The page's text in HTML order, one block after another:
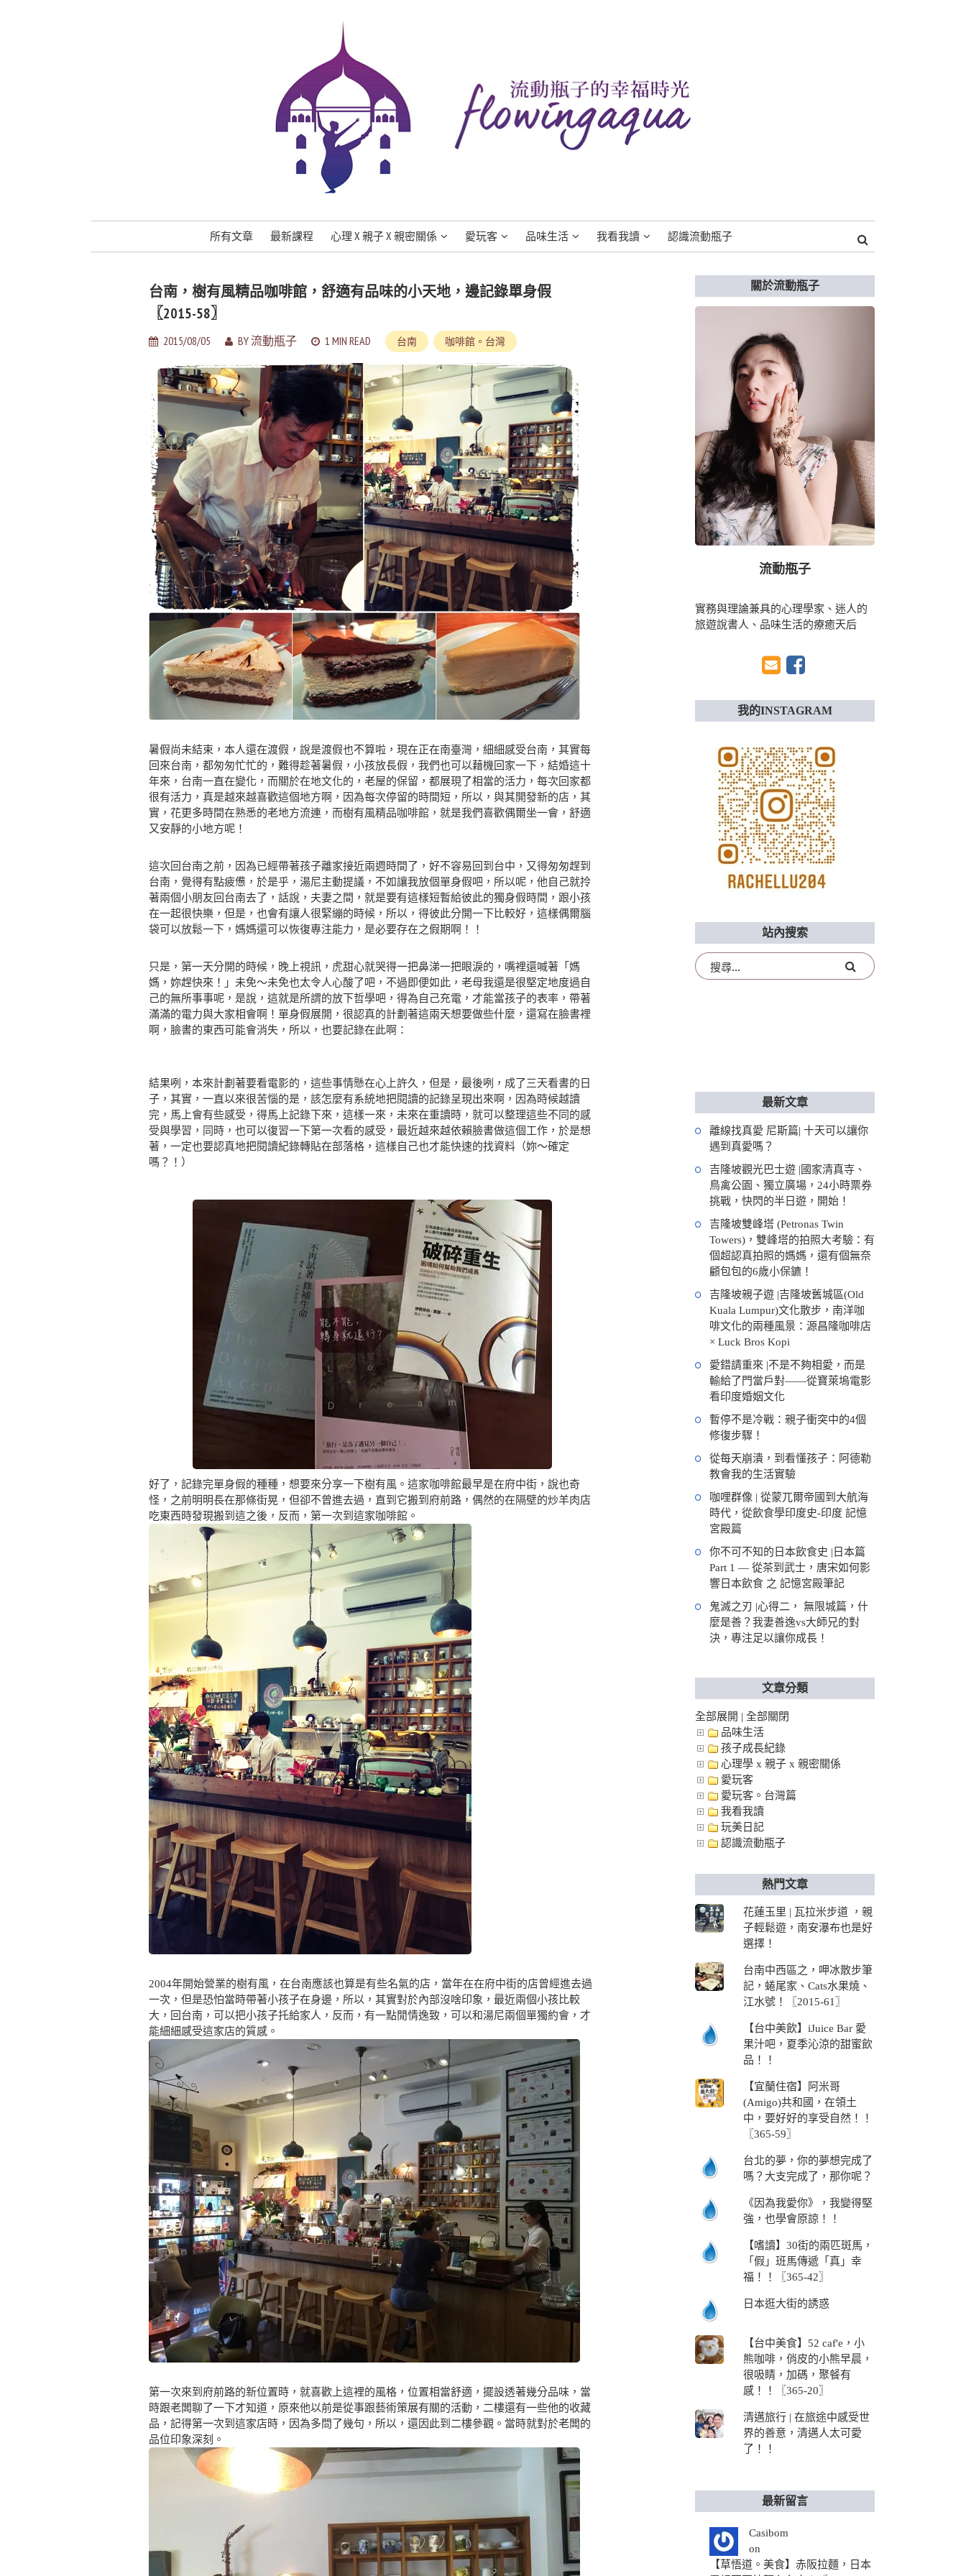
所有文章 最新課程 心理 X 親子 X 親密關係 愛玩客 品味生活 我看我讀 認識流動瓶子
台南，樹有風精品咖啡館，舒適有品味的小天地，邊記錄單身假
〖2015-58〗
2015/08/05 BY流動瓶子 1 MIN READ 台南 咖啡館。台灣
暑假尚未結束，本人還在渡假，說是渡假也不算啦，現在正在南臺灣，細細感受台南，其實每
回來台南，都匆匆忙忙的，難得趁著暑假，小孩放長假，我們也可以藉機回家一下，結婚這十
年來，台南一直在變化，而關於在地文化的，老屋的保留，都展現了相當的活力，每次回家都
很有活力，真是越來越喜歡這個地方啊，因為每次停留的時間短，所以，與其開發新的店，其
實，花更多時間在熟悉的老地方流連，而樹有風精品咖啡館，就是我們喜歡偶爾坐一會，舒適
又安靜的小地方呢！
這次回台南之前，因為已經帶著孩子離家接近兩週時間了，好不容易回到台中，又得匆匆趕到
台南，覺得有點疲憊，於是乎，湯尼主動提議，不如讓我放個單身假吧，所以呢，他自己就拎
著兩個小朋友回台南去了，話說，夫妻之間，就是要有這樣短暫給彼此的獨身假時間，跟小孩
在一起很快樂，但是，也會有讓人很緊繃的時候，所以，得彼此分開一下比較好，這樣偶爾腦
袋可以放鬆一下，媽媽還可以恢復專注能力，是必要存在之假期啊！！
只是，第一天分開的時候，晚上視訊，虎甜心就哭得一把鼻涕一把眼淚的，嘴裡還喊著「媽
媽，妳趕快來！」未免～未免也太令人心酸了吧，不過即便如此，老母我還是很堅定地度過自
己的無所事事呢，是說，這就是所謂的放下哲學吧，得為自己充電，才能當孩子的表率，帶著
滿滿的電力與大家相會啊！單身假展開，很認真的計劃著這兩天想要做些什麼，還寫在臉書裡
啊，臉書的東西可能會消失，所以，也要記錄在此啊：
結果咧，本來計劃著要看電影的，這些事情懸在心上許久，但是，最後咧，成了三天看書的日
子，其實，一直以來很苦惱的是，該怎麼有系統地把閱讀的記錄呈現出來啊，因為時候越讀
完，馬上會有些感受，得馬上記錄下來，這樣一來，未來在重讀時，就可以整理這些不同的感
受與學習，同時，也可以復習一下第一次看的感受，最近越來越依賴臉書做這個工作，於是想
著，一定也要認真地把閱讀紀錄轉貼在部落格，這樣自己也才能快速的找資料（妳～確定
嗎？！）
好了，記錄完單身假的種種，想要來分享一下樹有風。這家咖啡館最早是在府中街，說也奇
怪，之前明明長在那條街晃，但卻不曾進去過，直到它搬到府前路，偶然的在隔壁的炒羊肉店
吃東西時發現搬到這之後，反而，第一次到這家咖啡館。
2004年開始營業的樹有風，在台南應該也算是有些名氣的店，當年在在府中街的店曾經進去過
一次，但是恐怕當時帶著小孩子在身邊，所以，其實對於內部沒啥印象，最近兩個小孩比較
大，回台南，可以把小孩子托給家人，反而，有一點閒情逸致，可以和湯尼兩個單獨約會，才
能細細感受這家店的質感。
第一次來到府前路的新位置時，就喜歡上這裡的風格，位置相當舒適，擺設透著幾分品味，當
時跟老闆聊了一下才知道，原來他以前是從事跟藝術策展有關的活動，二樓還有一些他的收藏
品，記得第一次到這家店時，因為多問了幾句，所以，還因此到二樓參觀。當時就對於老闆的
品位印象深刻。
關於流動瓶子
流動瓶子
實務與理論兼具的心理學家、迷人的
旅遊說書人、品味生活的療癒天后
我的INSTAGRAM
站內搜索
最新文章
離線找真愛 尼斯篇| 十天可以讓你
遇到真愛嗎？
吉隆坡觀光巴士遊 |國家清真寺、
鳥禽公園、獨立廣場，24小時票券
挑戰，快閃的半日遊，開始！
吉隆坡雙峰塔 (Petronas Twin
Towers)，雙峰塔的拍照大考驗：有
個超認真拍照的媽媽，還有個無奈
顧包包的6歲小保鑣！
吉隆坡親子遊 |吉隆坡舊城區(Old
Kuala Lumpur)文化散步，南洋咖
啡文化的兩種風景：源昌隆咖啡店
× Luck Bros Kopi
愛錯請重來 |不是不夠相愛，而是
輸給了門當戶對——從寶萊塢電影
看印度婚姻文化
暫停不是冷戰：親子衝突中的4個
修復步驟！
從每天崩潰，到看懂孩子：阿德勒
教會我的生活實驗
咖哩群像 | 從蒙兀爾帝國到大航海
時代，從飲食學印度史-印度 記憶
宮殿篇
你不可不知的日本飲食史 |日本篇
Part 1 — 從茶到武士，唐宋如何影
響日本飲食 之 記憶宮殿筆記
鬼滅之刃 |心得二， 無限城篇，什
麼是善？我妻善逸vs大師兄的對
決，專注足以讓你成長！
文章分類
全部展開 | 全部關閉
品味生活
孩子成長紀錄
心理學 x 親子 x 親密關係
愛玩客
愛玩客。台灣篇
我看我讀
玩美日記
認識流動瓶子
熱門文章
花蓮玉里 | 瓦拉米步道 ，親
子輕鬆遊，南安瀑布也是好
選擇！
台南中西區之，呷冰散步筆
記，蜷尾家、Cats水果燒、
江水號！〖2015-61〗
【台中美飲】iJuice Bar 愛
果汁吧，夏季沁涼的甜蜜飲
品！！
【宜蘭住宿】阿米哥
(Amigo)共和國，在領土
中，要好好的享受自然！！
〖365-59〗
台北的夢，你的夢想完成了
嗎？大支完成了，那你呢？
《因為我愛你》，我變得堅
強，也學會原諒！！
【嗜讀】30街的兩匹斑馬，
「假」班馬傳遞「真」幸
福！！〖365-42〗
日本逛大街的誘惑
【台中美食】52 caf'e，小
熊咖啡，俏皮的小熊早晨，
很吸睛，加碼，聚餐有
感！！〖365-20〗
清邁旅行 | 在旅途中感受世
界的善意，清邁人太可愛
了！！
最新留言
Casibom
on
【草悟道。美食】赤阪拉麵，日本